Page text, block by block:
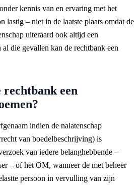
kennis van en ervaring met het
lastig – niet in de laatste plaats omdat de
uiteraard ook altijd een
al die gevallen kan de rechtbank een
rechtbank een
indien de nalatenschap
van boedelbeschrijving) is
van iedere belanghebbende –
– of het OM, wanneer de met beheer
persoon in vervulling van zijn